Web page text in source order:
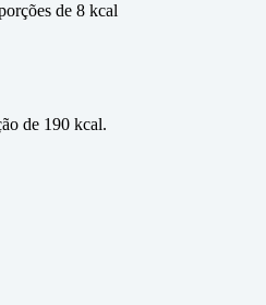
de 8 kcal
de 190 kcal.